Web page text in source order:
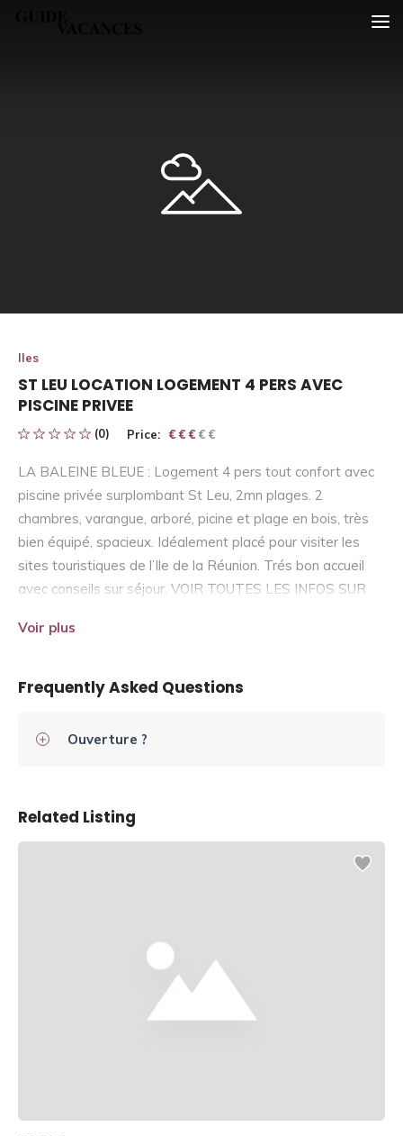
Iles
ST LEU LOCATION LOGEMENT 4 PERS AVEC
PISCINE PRIVEE
(0) Price: € € € € €
€ € €
LA BALEINE BLEUE : Logement 4 pers tout confort avec
piscine privée surplombant St Leu, 2mn plages. 2
chambres, varangue, arboré, picine et plage en bois, très
bien équipé, spacieux. Idéalement placé pour visiter les
sites touristiques de l’Ile de la Réunion. Trés bon accueil
avec conseils sur séjour. VOIR TOUTES LES INFOS SUR
Voir plus
Frequently Asked Questions
Ouverture ?
Related Listing